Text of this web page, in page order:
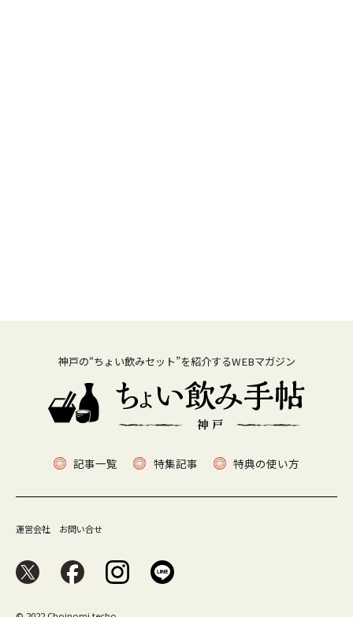
神戸の“ちょい飲みセット”を紹介するWEBマガジン
記事一覧 特集記事 特典の使い方
運営会社 お問い合せ